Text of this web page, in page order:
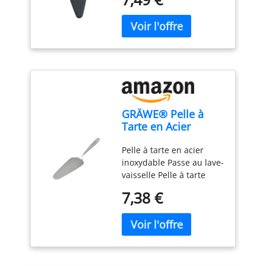
droitiers et aux gauchers
Facile à ranger - avec
boucle de suspension
Facile à nettoyer - résiste
GRÄWE® Pelle à
Tarte en Acier
Königstein
Pelle à tarte en acier
inoxydable Passe au lave-
vaisselle Pelle à tarte
à la main Matériau : acier
inoxydable chromé 18 %
7,38 €